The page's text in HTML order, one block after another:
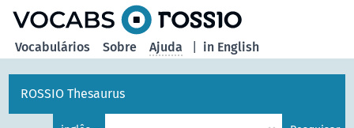
in English
Vocabulários Sobre Ajuda
ROSSIO Thesaurus